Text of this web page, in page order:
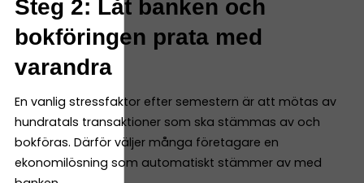
Steg 2: Låt banken och
bokföringen prata med
varandra
En vanlig stressfaktor efter semestern är att mötas av
hundratals transaktioner som ska stämmas av och
bokföras. Därför väljer många företagare en
ekonomilösning som automatiskt stämmer av med